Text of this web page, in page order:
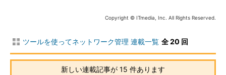
「このごろはツールがたくさん出てるんですよ」
律子「どんなのものがあるの？ 教えて！ 教えて！」
「これ以外にもいろいろあるんですよ」
Copyright © ITmedia, Inc. All Rights Reserved.
ツールを使ってネットワーク管理 連載一覧 全 20 回
新しい連載記事が 15 件あります